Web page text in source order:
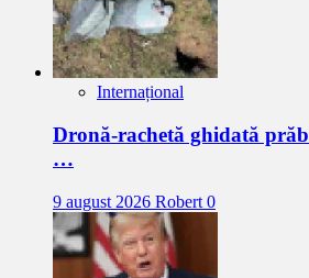
Internațional
Dronă-rachetă ghidată
…
9 august 2026 Robert 0